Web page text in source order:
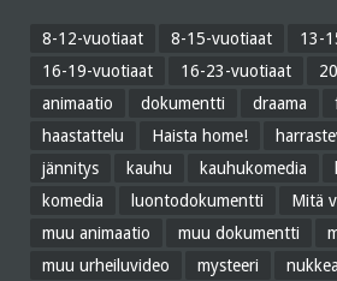
8-12-vuotiaat 8-15-vuotiaat
13-
16-19-vuotiaat
16-23-vuotiaat
animaatio
dokumentti draama
haastattelu
Haista home!
jännitys
kauhu kauhukomedia
komedia
luontodokumentti Mitä
muu animaatio
muu dokumentti
muu urheiluvideo
mysteeri